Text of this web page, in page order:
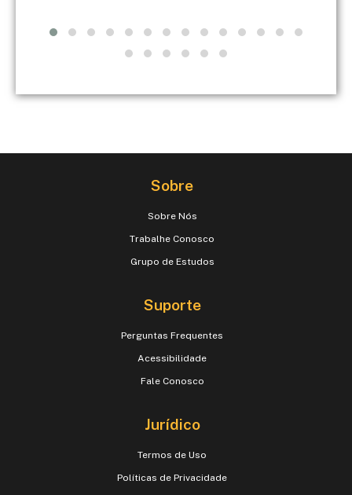
Sobre
Sobre Nós
Trabalhe Conosco
Grupo de Estudos
Suporte
Perguntas Frequentes
Acessibilidade
Fale Conosco
Jurídico
Termos de Uso
Políticas de Privacidade